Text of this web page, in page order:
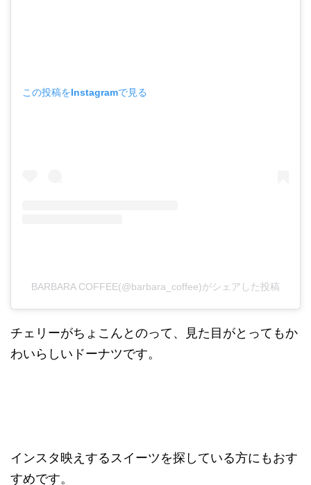
この投稿をInstagramで見る
BARBARA COFFEE(@barbara_coffee)がシェアした投稿
チェリーがちょこんとのって、見た目がとってもか
わいらしいドーナツです。
インスタ映えするスイーツを探している方にもおす
すめです。